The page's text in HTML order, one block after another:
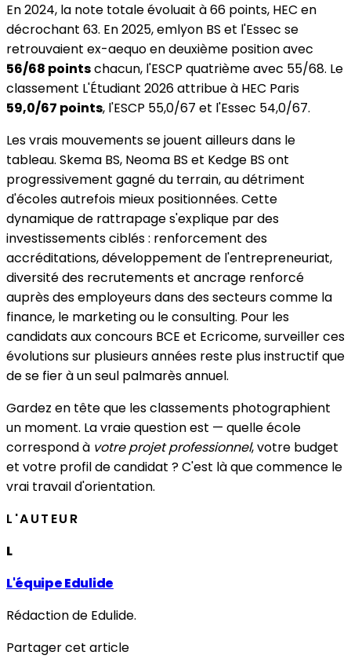
En 2024, la note totale évoluait à 66 points, HEC en
décrochant 63. En 2025, emlyon BS et l'Essec se
retrouvaient ex-aequo en deuxième position avec
56/68 pointschacun, l'ESCP quatrième avec 55/68. Le
classement L'Étudiant 2026 attribue à HEC Paris
59,0/67 points, l'ESCP 55,0/67 et l'Essec 54,0/67.
Les vrais mouvements se jouent ailleurs dans le
tableau. Skema BS, Neoma BS et Kedge BS ont
progressivement gagné du terrain, au détriment
d'écoles autrefois mieux positionnées. Cette
dynamique de rattrapage s'explique par des
investissements ciblés : renforcement des
accréditations, développement de l'entrepreneuriat,
diversité des recrutements et ancrage renforcé
auprès des employeurs dans des secteurs comme la
finance, le marketing ou le consulting. Pour les
candidats aux concours BCE et Ecricome, surveiller ces
évolutions sur plusieurs années reste plus instructif que
de se fier à un seul palmarès annuel.
Gardez en tête que les classements photographient
un moment. La vraie question est — quelle école
correspond à votre projet professionnel, votre budget
et votre profil de candidat ? C'est là que commence le
vrai travail d'orientation.
L'AUTEUR
L
L'équipe Edulide
Rédaction de Edulide.
Partager cet article